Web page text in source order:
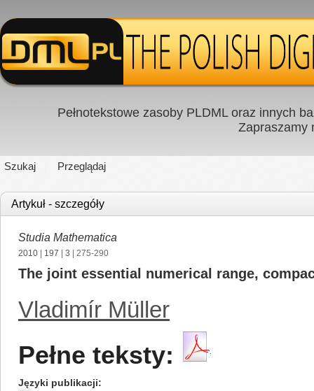
Pełnotekstowe zasoby PLDML oraz innych
Zapraszamy
Szukaj Przeglądaj
Artykuł - szczegóły
Studia Mathematica
2010 197 3 | 275-290
The joint essential numerical range,
Vladimír Müller
Pełne teksty:
Języki publikacji